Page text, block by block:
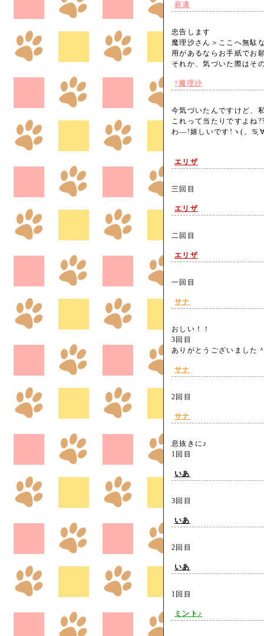
萩凛
忠告します
魔理沙さん＞ここへ無駄
用があるならお手紙でお
それか、気づいた際は
†魔理沙
今気づいたんですけど、
これって当たりですよね
わ―!嬉しいです!ヽ(。♋ฺ
エリザ
三回目
エリザ
二回目
エリザ
一回目
サナ
おしい！！
3回目
ありがとうございまし
サナ
2回目
サナ
息抜きに♪
1回目
いあ
3回目
いあ
2回目
いあ
1回目
ミント♪